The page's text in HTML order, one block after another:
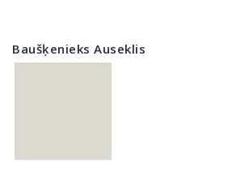
Baušķenieks Auseklis